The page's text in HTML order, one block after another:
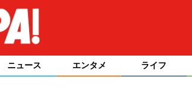
ニュース エンタメ ライフ